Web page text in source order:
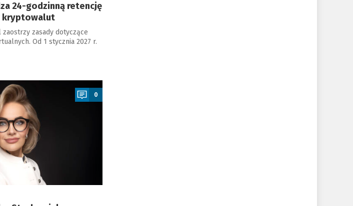
24-godzinną retencję
kryptowalut
zasady dotyczące
Od 1 stycznia 2027 r.
0